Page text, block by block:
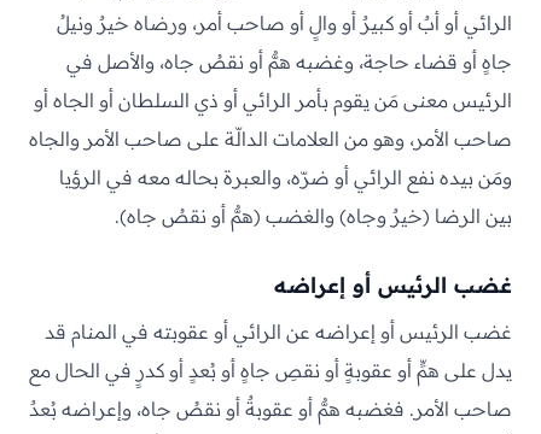
الرائي أو أبٌ أو كبيرٌ أو والٍ أو صاحب أمر، ورضاه خيرٌ ونيلُ
جاهٍ أو قضاء حاجة، وغضبه همٌّ أو نقصُ جاه، والأصل في
الرئيس معنى مَن يقوم بأمر الرائي أو ذي السلطان أو الجاه أو
صاحب الأمر، وهو من العلامات الدالّة على صاحب الأمر والجاه
ومَن بيده نفع الرائي أو ضرّه، والعبرة بحاله معه في الرؤيا
بين الرضا (خيرٌ وجاه) والغضب (همٌّ أو نقصُ جاه).
غضب الرئيس أو إعراضه
غضب الرئيس أو إعراضه عن الرائي أو عقوبته في المنام قد
يدل على همٍّ أو عقوبةٍ أو نقصِ جاهٍ أو بُعدٍ أو كدرٍ في الحال مع
صاحب الأمر. فغضبه همٌّ أو عقوبةٌ أو نقصُ جاه، وإعراضه بُعدٌ